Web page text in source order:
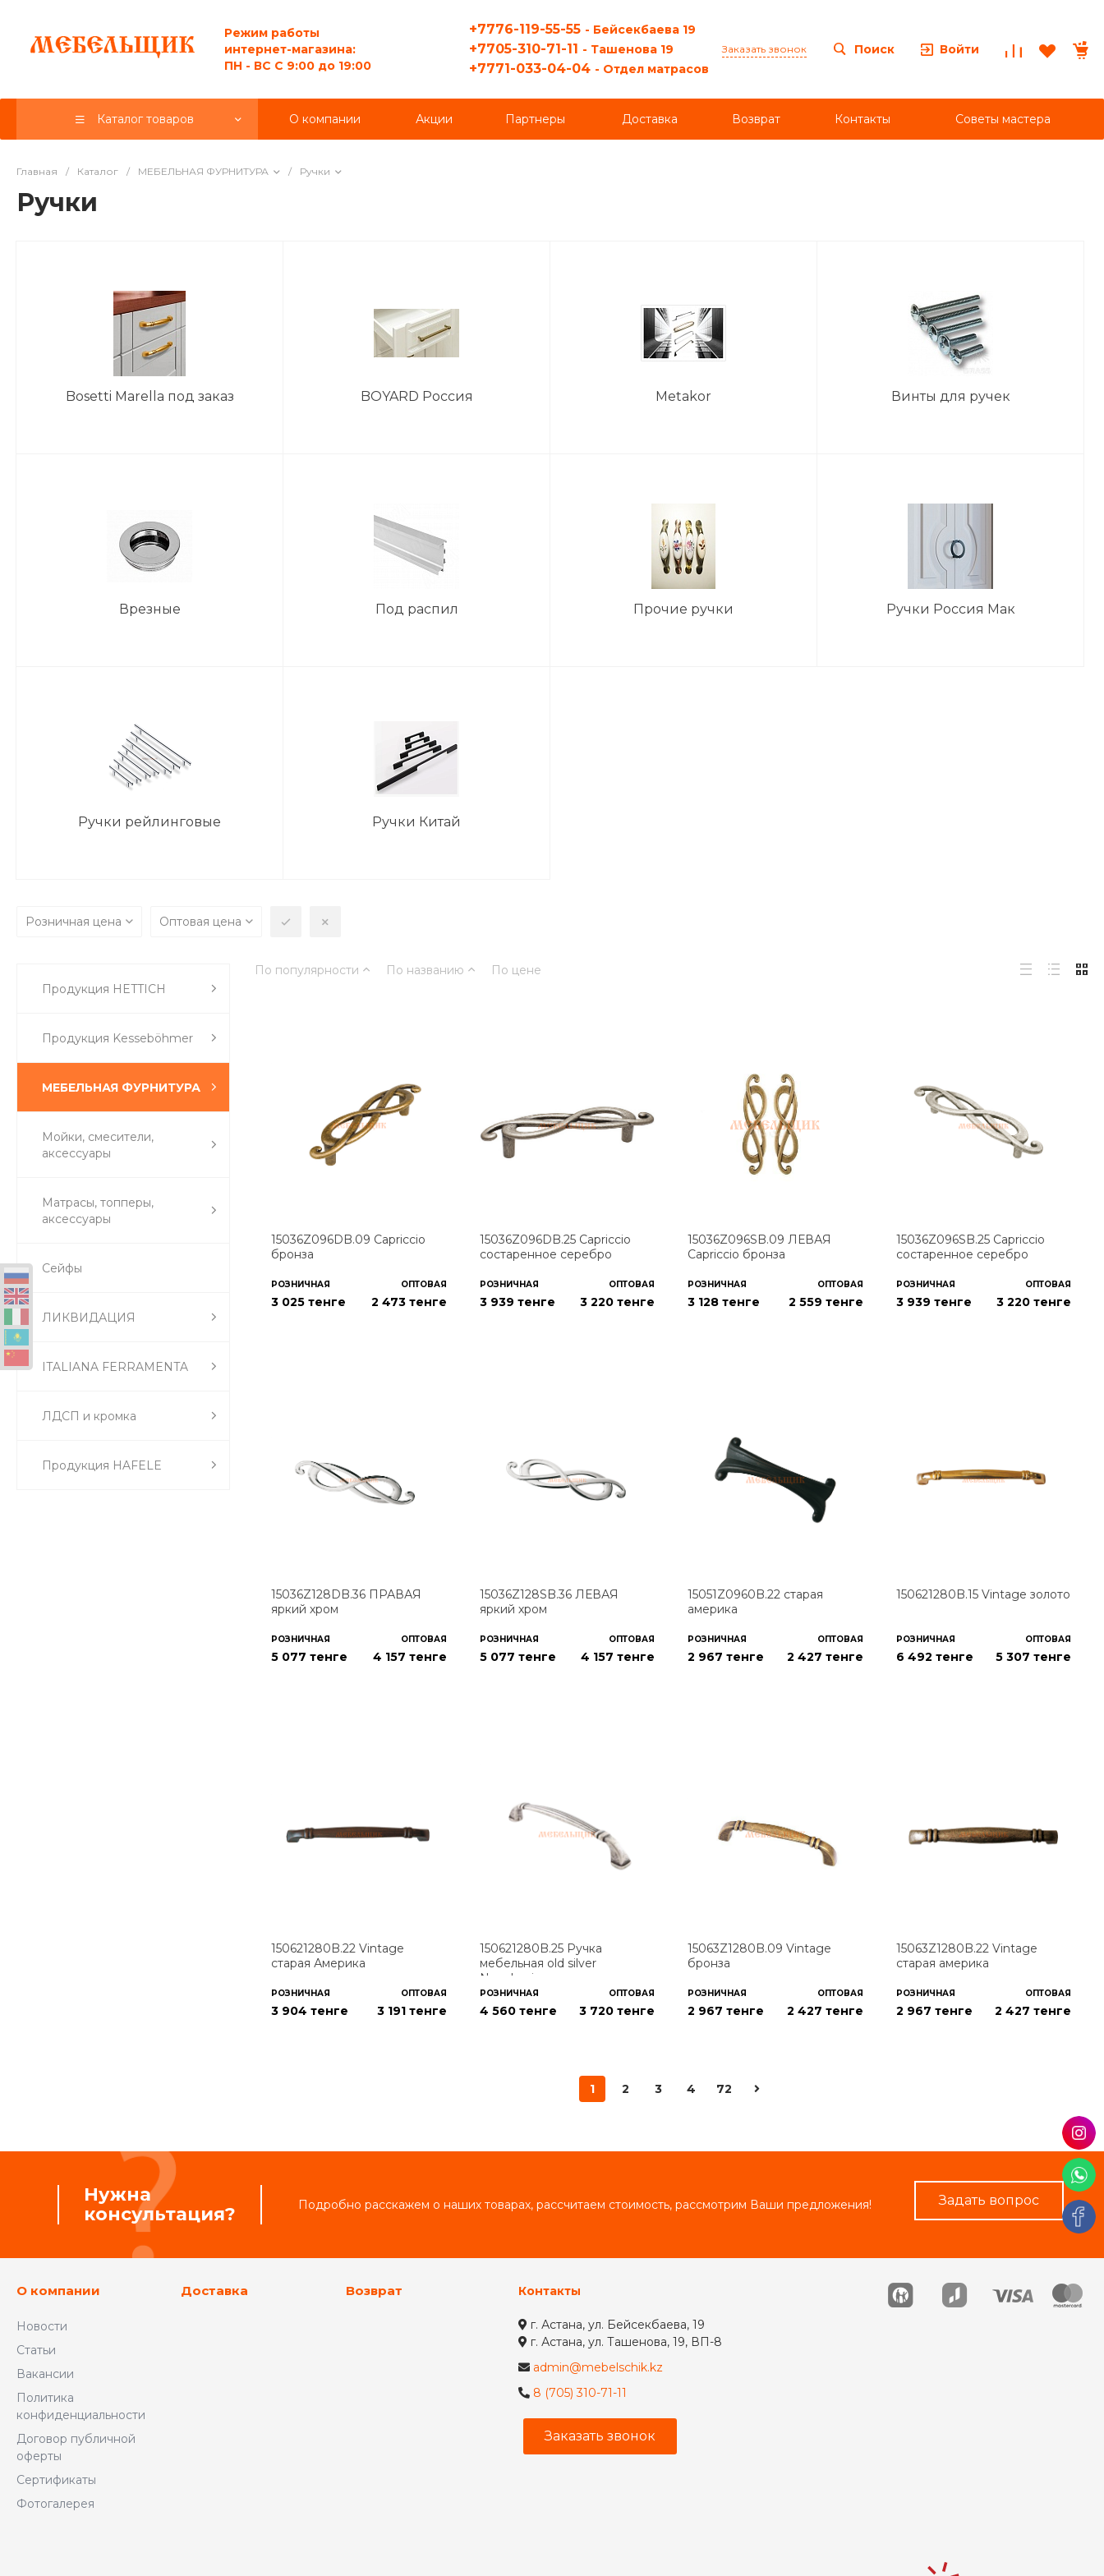
Режим работы
интернет-магазина:
ПН - ВС C 9:00 до 19:00
+7776-119-55-55 - Бейсекбаева 19
+7705-310-71-11 - Ташенова 19
+7771-033-04-04 - Отдел матрасов
Заказать звонок Поиск Войти
Каталог товаров О компании Акции Партнеры Доставка Возврат Контакты Советы мастера
Главная / Каталог / МЕБЕЛЬНАЯ ФУРНИТУРА / Ручки
Ручки
Bosetti Marella под заказ BOYARD Россия Metakor Винты для ручек
Врезные Под распил Прочие ручки Ручки Россия Мак
Ручки рейлинговые Ручки Китай
Розничная цена Оптовая цена
Продукция HETTICH
Продукция Kesseböhmer
МЕБЕЛЬНАЯ ФУРНИТУРА
Мойки, смесители,
аксессуары
Матрасы, топперы,
аксессуары
Сейфы
ЛИКВИДАЦИЯ
ITALIANA FERRAMENTA
ЛДСП и кромка
Продукция HAFELE
По популярности По названию По цене
15036Z096DB.09 Capriccio
бронза
РОЗНИЧНАЯ
3 025 тенге
ОПТОВАЯ
2 473 тенге
15036Z096DB.25 Capriccio
состаренное серебро
РОЗНИЧНАЯ
3 939 тенге
ОПТОВАЯ
3 220 тенге
15036Z096SB.09 ЛЕВАЯ
Capriccio бронза
РОЗНИЧНАЯ
3 128 тенге
ОПТОВАЯ
2 559 тенге
15036Z096SB.25 Capriccio
состаренное cеребро
РОЗНИЧНАЯ
3 939 тенге
ОПТОВАЯ
3 220 тенге
15036Z128DB.36 ПРАВАЯ
яркий хром
РОЗНИЧНАЯ
5 077 тенге
ОПТОВАЯ
4 157 тенге
15036Z128SB.36 ЛЕВАЯ
яркий хром
РОЗНИЧНАЯ
5 077 тенге
ОПТОВАЯ
4 157 тенге
15051Z0960B.22 старая
америка
РОЗНИЧНАЯ
2 967 тенге
ОПТОВАЯ
2 427 тенге
150621280B.15 Vintage золото
РОЗНИЧНАЯ
6 492 тенге
ОПТОВАЯ
5 307 тенге
150621280B.22 Vintage
старая Америка
РОЗНИЧНАЯ
3 904 тенге
ОПТОВАЯ
3 191 тенге
150621280B.25 Ручка
мебельная old silver
Neoclassico
РОЗНИЧНАЯ
4 560 тенге
ОПТОВАЯ
3 720 тенге
15063Z1280B.09 Vintage
бронза
РОЗНИЧНАЯ
2 967 тенге
ОПТОВАЯ
2 427 тенге
15063Z1280B.22 Vintage
старая америка
РОЗНИЧНАЯ
2 967 тенге
ОПТОВАЯ
2 427 тенге
1 2 3 4 72
Нужна
консультация?
Подробно расскажем о наших товарах, рассчитаем стоимость, рассмотрим Ваши предложения! Задать вопрос
О компании
Новости
Статьи
Вакансии
Политика
конфиденциальности
Договор публичной
оферты
Сертификаты
Фотогалерея
Доставка Возврат Контакты
г. Астана, ул. Бейсекбаева, 19
г. Астана, ул. Ташенова, 19, ВП-8
admin@mebelschik.kz
8 (705) 310-71-11
Заказать звонок